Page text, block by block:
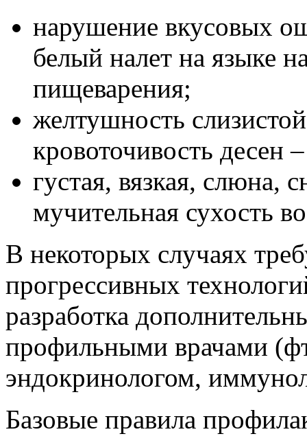
нарушение вкусовых
белый налет на языке
пищеварения;
желтушность
кровоточивость десен
густая, вязкая, слюна,
мучительная сухость
В некоторых случаях
прогрессивных
разработка
профильными врачами
эндокринологом,
Базовые правила